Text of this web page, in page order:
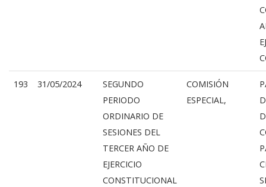
193 31/05/2024
SEGUNDO
PERIODO
ORDINARIO DE
SESIONES DEL
TERCER AÑO DE
EJERCICIO
CONSTITUCIONAL
COMISIÓN
ESPECIAL,